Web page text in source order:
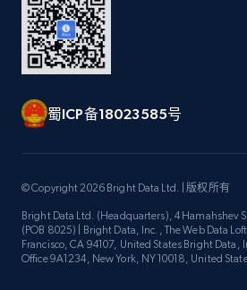
Youtube - Videos posts -
by podcast url
URL, Title, Youtuber, Youtuber
Video length, Likes, Views, and
Amazon Reviews
蜀ICP备18023585号
© Copyright 2026 Bright Data Ltd. | 版权所有
Bright Data Ltd. (Headquarters), 4 Hamahshev
(POB 8025) | Bright Data, Inc., The Web Data
Francisco, CA 94107, United States Bright Data,
Office 9A1234, New York, NY 10018, United